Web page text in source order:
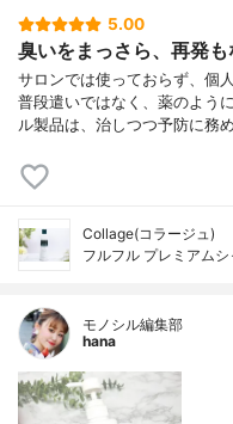
5.00
臭いをまっさら、再発も
サロンでは使っておらず、個
普段遣いではなく、薬のよう
ル製品は、治しつつ予防に務
Collage(コラージュ)
フルフル プレミアムシ
モノシル編集部
hana